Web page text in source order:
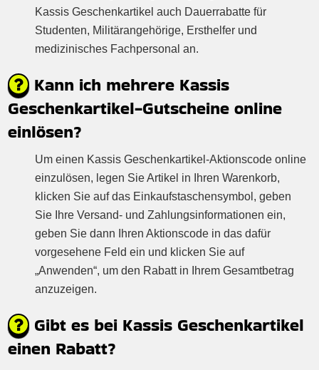
Kassis Geschenkartikel auch Dauerrabatte für
Studenten, Militärangehörige, Ersthelfer und
medizinisches Fachpersonal an.
Kann ich mehrere Kassis
Geschenkartikel-Gutscheine online
einlösen?
Um einen Kassis Geschenkartikel-Aktionscode online
einzulösen, legen Sie Artikel in Ihren Warenkorb,
klicken Sie auf das Einkaufstaschensymbol, geben
Sie Ihre Versand- und Zahlungsinformationen ein,
geben Sie dann Ihren Aktionscode in das dafür
vorgesehene Feld ein und klicken Sie auf
„Anwenden“, um den Rabatt in Ihrem Gesamtbetrag
anzuzeigen.
Gibt es bei Kassis Geschenkartikel
einen Rabatt?